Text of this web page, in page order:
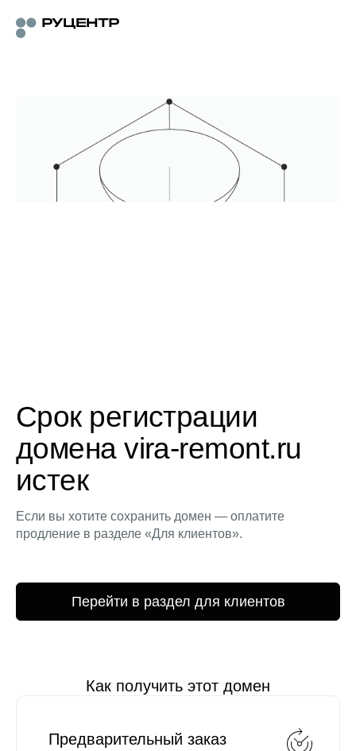
Срок регистрации
домена vira-remont.ru
истек
Если вы хотите сохранить домен — оплатите
продление в разделе «Для клиентов».
Перейти в раздел для клиентов
Как получить этот домен
Предварительный заказ